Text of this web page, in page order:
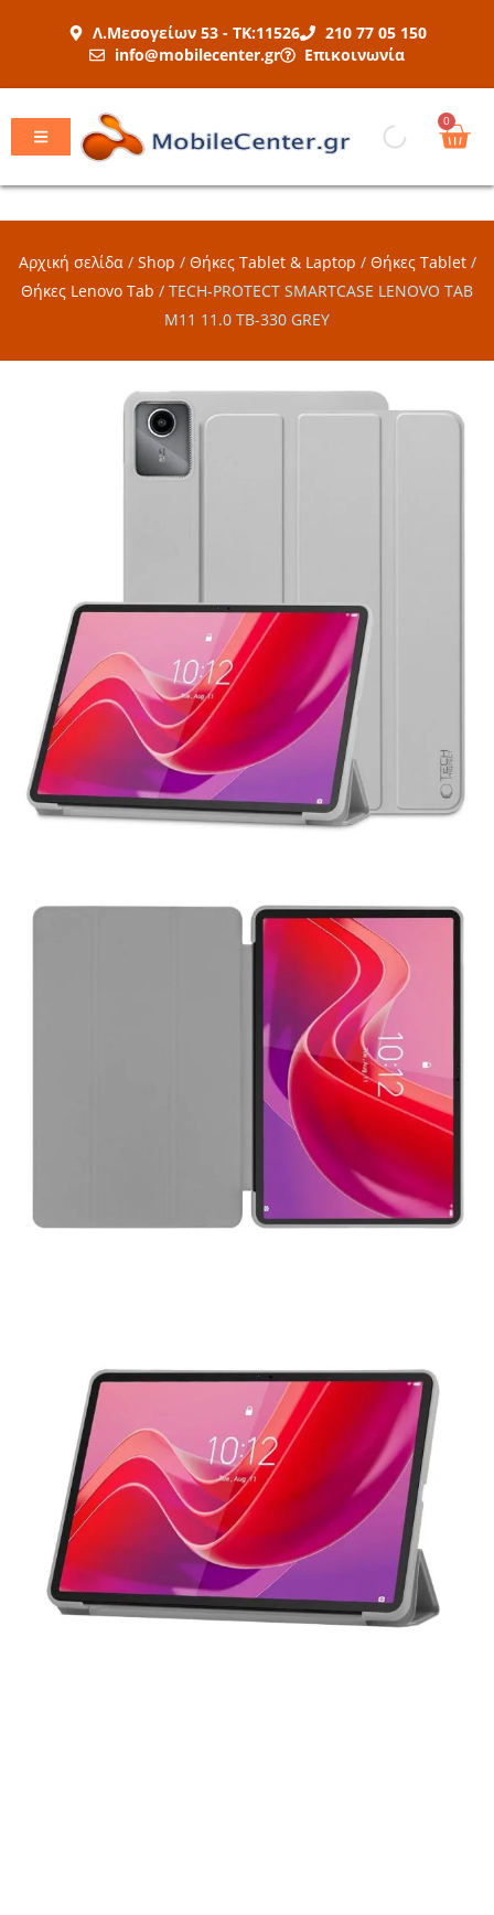
Λ.Μεσογείων 53 - ΤΚ:11526
210 77 05 150
info@mobilecenter.gr
Επικοινωνία
0
Αρχική σελίδα / Shop / Θήκες Tablet & Laptop / Θήκες Tablet/
Θήκες Lenovo Tab / TECH-PROTECT SMARTCASE LENOVO TAB
M11 11.0 TB-330 GREY